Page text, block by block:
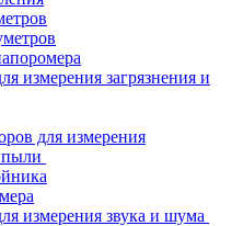
измерения загрязнения и
для измерения
пыли
измерения звука и шума